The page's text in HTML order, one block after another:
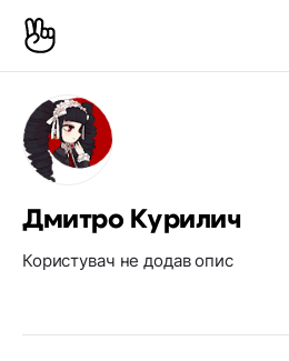
Дмитро Курилич
Користувач не додав опис